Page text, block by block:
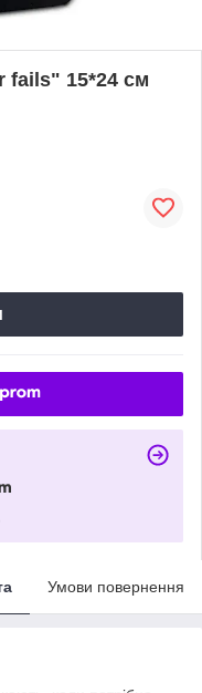
fails" 15*24 см
Умови повернення